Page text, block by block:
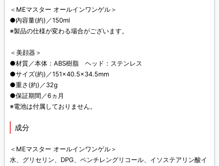
＜MEマスター オールインワンゲル＞
●内容量(約)／150ml
※製品の仕様が変わる場合がございます。
＜美顔器＞
●材質／本体：ABS樹脂 ヘッド：ステンレス
●サイズ(約)／151×40.5×34.5mm
●重さ(約)／32g
●保証期間／6ヵ月
※電池は付属しておりません。
成分
＜MEマスター オールインワンゲル＞
水、グリセリン、DPG、ペンチレングリコール、イソステアリン酸イ